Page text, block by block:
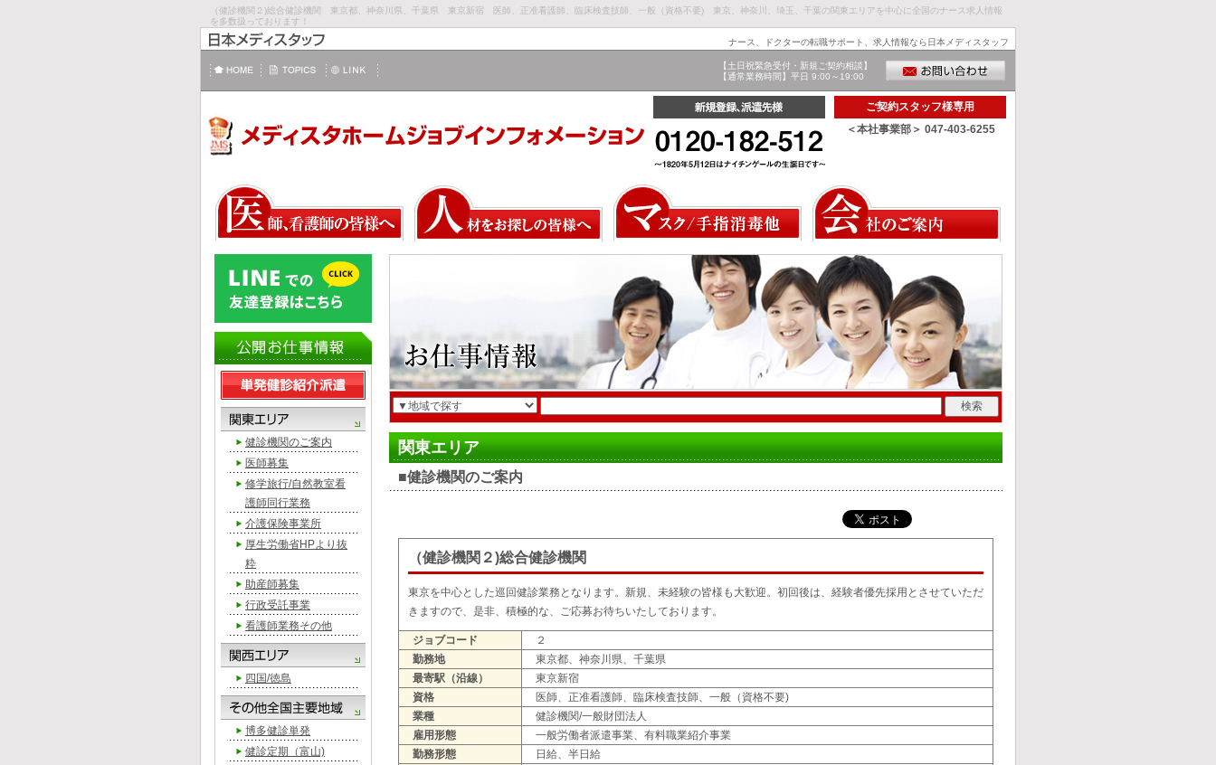
（健診機関２)総合健診機関 東京都、神奈川県、千葉県 東京新宿 医師、正准看護師、臨床検査技師、一般（資格不要) 東京、神奈川、埼玉、千葉の関東エリアを中心に全国のナース求人情報
を多数扱っております！
ナース、ドクターの転職サポート、求人情報なら日本メディスタッフ
【土日祝緊急受付・新規ご契約相談】
【通常業務時間】平日 9:00～19:00
ご契約スタッフ様専用
＜本社事業部＞ 047-403-6255
関東エリア
■健診機関のご案内
（健診機関２)総合健診機関
東京を中心とした巡回健診業務となります。新規、未経験の皆様も大歓迎。初回後は、経験者優先採用とさせていただ
きますので、是非、積極的な、ご応募お待ちいたしております。
ジョブコード
２
勤務地
東京都、神奈川県、千葉県
最寄駅（沿線）
東京新宿
資格
医師、正准看護師、臨床検査技師、一般（資格不要)
業種
健診機関/一般財団法人
雇用形態
一般労働者派遣事業、有料職業紹介事業
勤務形態
日給、半日給
健診機関のご案内
医師募集
修学旅行/自然教室看
護師同行業務
介護保険事業所
厚生労働省HPより抜
粋
助産師募集
行政受託事業
看護師業務その他
四国/徳島
博多健診単発
健診定期（富山)